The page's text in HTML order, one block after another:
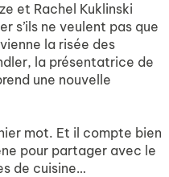
et Rachel Kuklinski
s’ils ne veulent pas que
la risée des
la présentatrice de
une nouvelle
mot. Et il compte bien
pour partager avec le
de cuisine…